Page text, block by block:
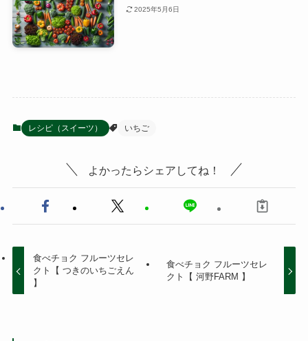
2025年5月6日
レシピ（スイーツ） いちご
よかったらシェアしてね！
食べチョク フルーツセレ
クト【 つきのいちごえん
】
食べチョク フルーツセレ
クト【 河野FARM 】